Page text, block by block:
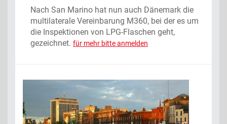
Nach San Marino hat nun auch Dänemark die
multilaterale Vereinbarung M360, bei der es um
die Inspektionen von LPG-Flaschen geht,
gezeichnet. für mehr bitte anmelden